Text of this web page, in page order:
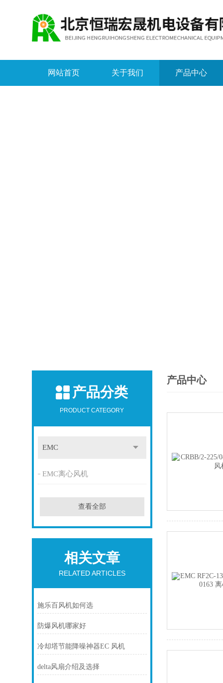
网站首页 关于我们 产品中心
产品分类
PRODUCT CATEGORY
EMC
EMC离心风机
查看全部
相关文章
RELATED ARTICLES
施乐百风机如何选
防爆风机哪家好
冷却塔节能降噪神器EC 风机
delta风扇介绍及选择
产品中心